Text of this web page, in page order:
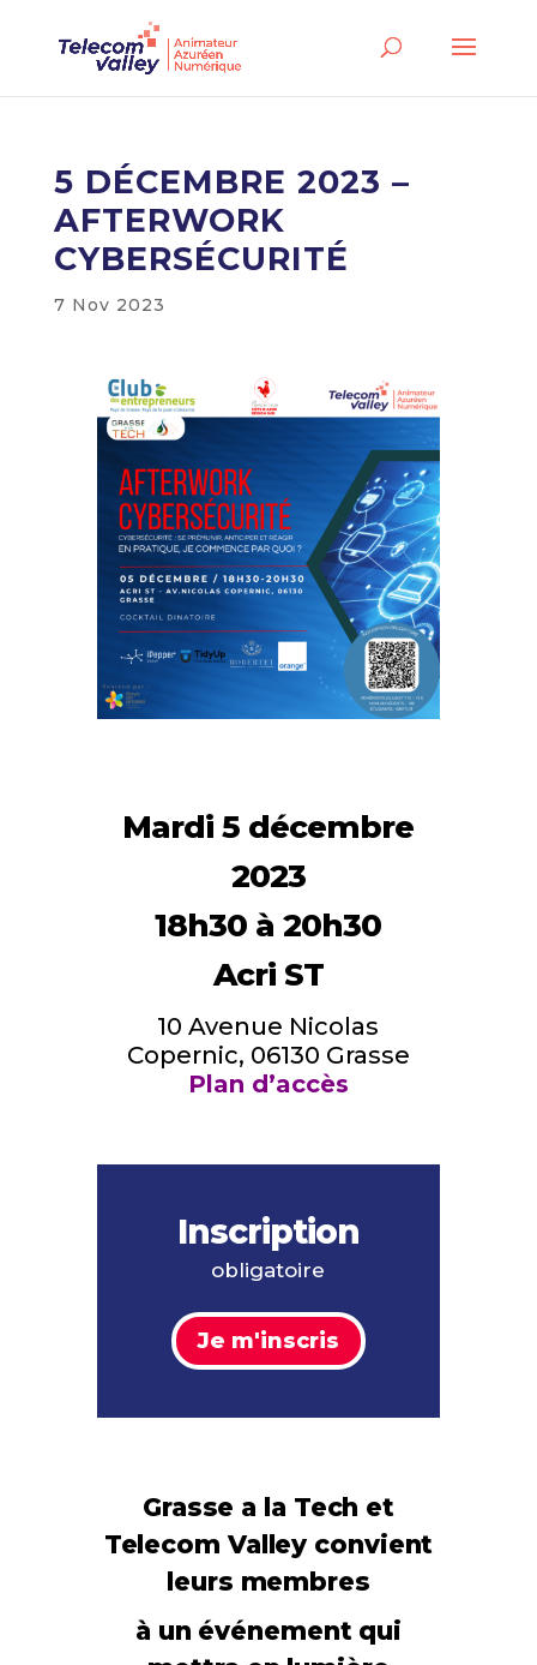
5 DÉCEMBRE 2023 –
AFTERWORK
CYBERSÉCURITÉ
7 Nov 2023
Mardi 5 décembre
2023
18h30 à 20h30
Acri ST
10 Avenue Nicolas
Copernic, 06130 Grasse
Plan d’accès
Inscription
obligatoire
Je m'inscris
Grasse a la Tech et
Telecom Valley convient
leurs membres
à un événement qui